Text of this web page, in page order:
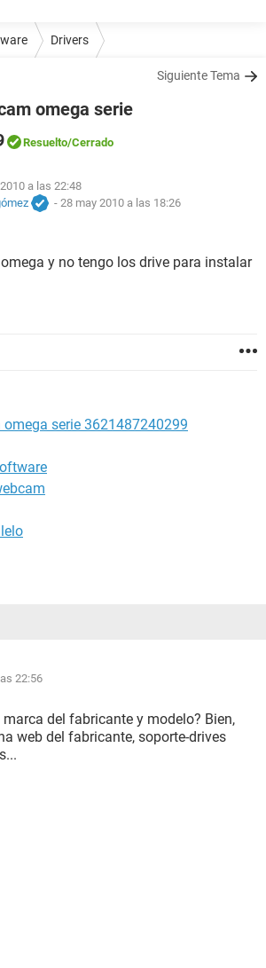
Drivers
Siguiente Tema
omega serie
Resuelto/Cerrado
a las 22:48
- 28 may 2010 a las 18:26
y no tengo los drive para instalar
serie 3621487240299
22:56
del fabricante y modelo? Bien,
web del fabricante, soporte-drives